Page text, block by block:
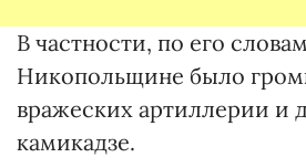
В частности, по его
Никопольщине было
вражеских артиллерии и
камикадзе.